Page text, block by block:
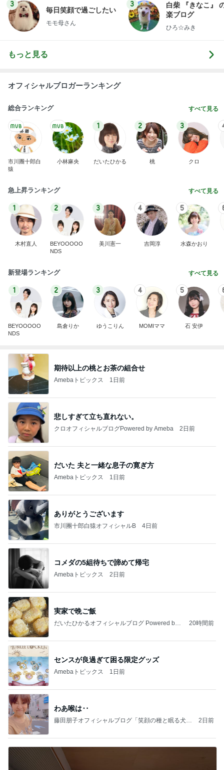
3
毎日笑顔で過ごしたい
モモ母さん
3
白柴 『きなこ』
楽ブログ
ひろ☆みき
もっと見る
オフィシャルブロガーランキング
総合ランキング すべて見る
市川團十郎白
猿
小林麻央
1
だいたひかる
2
桃
3
クロ
急上昇ランキング すべて見る
1
木村直人
2
BEYOOOOO
NDS
3
美川憲一
4
吉岡淳
5
水森かおり
新登場ランキング すべて見る
1
BEYOOOOO
NDS
2
島倉りか
3
ゆうこりん
4
MOMIママ
5
石 安伊
期待以上の桃とお茶の組合せ
Amebaトピックス 1日前
悲しすぎて立ち直れない。
クロオフィシャルブログPowered by Ameba 2日前
だいた 夫と一緒な息子の寛ぎ方
Amebaトピックス 1日前
ありがとうございます
市川團十郎白猿オフィシャルB 4日前
コメダの5組待ちで諦めて帰宅
Amebaトピックス 2日前
実家で晩ご飯
だいたひかるオフィシャルブログ Powered by
20時間前
センスが良過ぎて困る限定グッズ
Amebaトピックス 1日前
わあ喉は‥
藤田朋子オフィシャルブログ「笑顔の種と眠る犬」
2日前